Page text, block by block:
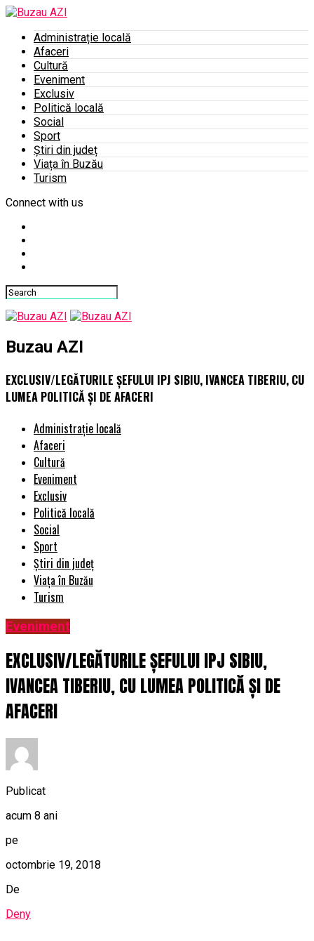
Administrație locală
Afaceri
Cultură
Eveniment
Exclusiv
Politică locală
Social
Sport
Știri din județ
Viața în Buzău
Turism
Connect with us
Buzau AZI
EXCLUSIV/LEGĂTURILE ȘEFULUI IPJ SIBIU, IVANCEA TIBERIU, CU
LUMEA POLITICĂ ȘI DE AFACERI
Administrație locală
Afaceri
Cultură
Eveniment
Exclusiv
Politică locală
Social
Sport
Știri din județ
Viața în Buzău
Turism
Eveniment
EXCLUSIV/LEGĂTURILE ȘEFULUI IPJ SIBIU,
IVANCEA TIBERIU, CU LUMEA POLITICĂ ȘI DE
AFACERI
Publicat
acum 8 ani
pe
octombrie 19, 2018
De
Deny